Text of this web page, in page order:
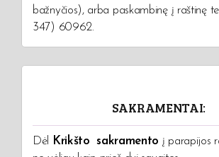
bažnyčios), arba paskambinę į raštinę
347) 60962.
SAKRAMENTAI:
Dėl Krikšto sakramento į parapijos